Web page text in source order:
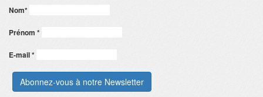
Nom*
Prénom *
E-mail*